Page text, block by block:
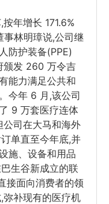
年增长 171.6%
林明璋说,公司继
防护装备(PPE)
颁发 260 万令吉
能力满足公共和
今年 6 月,该公司
9 万套医疗连体
公司在大马和海外
单直至今年底,并
施、设备和用品
生谷新成立的联
接面向消费者的领
弥补现有的医疗机